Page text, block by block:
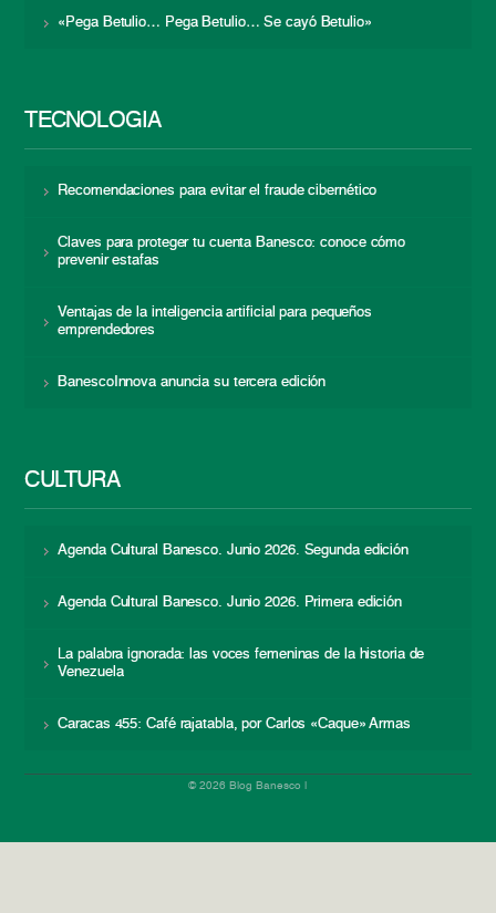
«Pega Betulio… Pega Betulio… Se cayó Betulio»
TECNOLOGÍA
Recomendaciones para evitar el fraude cibernético
Claves para proteger tu cuenta Banesco: conoce cómo
prevenir estafas
Ventajas de la inteligencia artificial para pequeños
emprendedores
BanescoInnova anuncia su tercera edición
CULTURA
Agenda Cultural Banesco. Junio 2026. Segunda edición
Agenda Cultural Banesco. Junio 2026. Primera edición
La palabra ignorada: las voces femeninas de la historia de
Venezuela
Caracas 455: Café rajatabla, por Carlos «Caque» Armas
© 2026 Blog Banesco |